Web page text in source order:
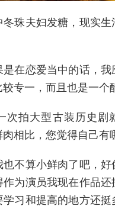
冬珠夫妇发糖，现实
是在恋爱当中的话，我
专一，而且也是一个
次拍大型古装历史剧
相比，您觉得自己有
也不算小鲜肉了吧，
为演员我现在作品
习和提高的地方还